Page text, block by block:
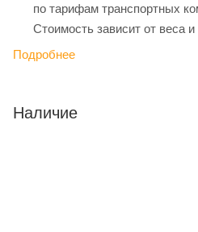
по тарифам транспортных
Стоимость зависит от веса
Подробнее
Наличие